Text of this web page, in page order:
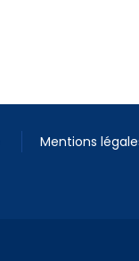
Mentions